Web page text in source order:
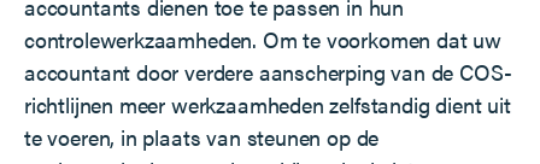
accountants dienen toe te passen in hun
controlewerkzaamheden. Om te voorkomen dat uw
accountant door verdere aanscherping van de COS-
richtlijnen meer werkzaamheden zelfstandig dient uit
te voeren, in plaats van steunen op de